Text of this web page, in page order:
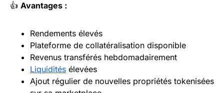
👍 Avantages :
Rendements élevés
Plateforme de collatéralisation disponible
Revenus transférés hebdomadairement
Liquidités élevées
Ajout régulier de nouvelles propriétés tokenisées